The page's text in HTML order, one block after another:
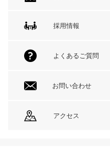
採用情報
よくあるご質問
お問い合わせ
アクセス